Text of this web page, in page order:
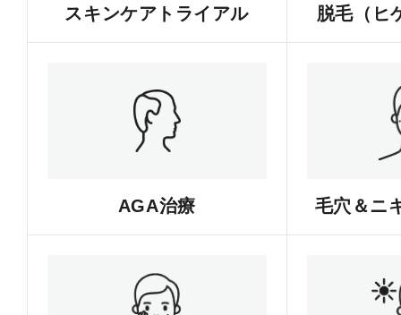
スキンケアトライアル 脱毛（ヒ
AGA治療 毛穴＆ニ